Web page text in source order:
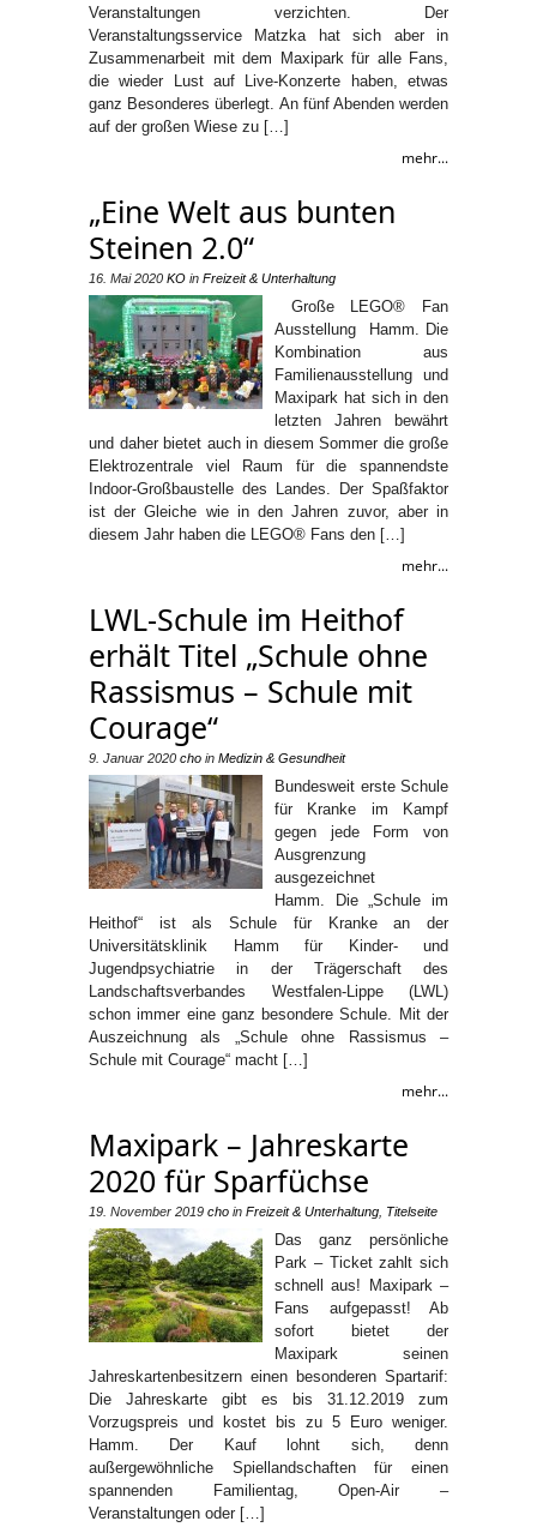
Veranstaltungen verzichten. Der
Veranstaltungsservice Matzka hat sich aber in
Zusammenarbeit mit dem Maxipark für alle Fans,
die wieder Lust auf Live-Konzerte haben, etwas
ganz Besonderes überlegt. An fünf Abenden werden
auf der großen Wiese zu […]
mehr...
„Eine Welt aus bunten
Steinen 2.0“
16. Mai 2020 KO in Freizeit & Unterhaltung
Große LEGO® Fan
Ausstellung Hamm. Die
Kombination aus
Familienausstellung und
Maxipark hat sich in den
letzten Jahren bewährt
und daher bietet auch in diesem Sommer die große
Elektrozentrale viel Raum für die spannendste
Indoor-Großbaustelle des Landes. Der Spaßfaktor
ist der Gleiche wie in den Jahren zuvor, aber in
diesem Jahr haben die LEGO® Fans den […]
mehr...
LWL-Schule im Heithof
erhält Titel „Schule ohne
Rassismus – Schule mit
Courage“
9. Januar 2020 cho in Medizin & Gesundheit
Bundesweit erste Schule
für Kranke im Kampf
gegen jede Form von
Ausgrenzung
ausgezeichnet
Hamm. Die „Schule im
Heithof“ ist als Schule für Kranke an der
Universitätsklinik Hamm für Kinder- und
Jugendpsychiatrie in der Trägerschaft des
Landschaftsverbandes Westfalen-Lippe (LWL)
schon immer eine ganz besondere Schule. Mit der
Auszeichnung als „Schule ohne Rassismus –
Schule mit Courage“ macht […]
mehr...
Maxipark – Jahreskarte
2020 für Sparfüchse
19. November 2019 cho in Freizeit & Unterhaltung Titelseite
Das ganz persönliche
Park – Ticket zahlt sich
schnell aus! Maxipark –
Fans aufgepasst! Ab
sofort bietet der
Maxipark seinen
Jahreskartenbesitzern einen besonderen Spartarif:
Die Jahreskarte gibt es bis 31.12.2019 zum
Vorzugspreis und kostet bis zu 5 Euro weniger.
Hamm. Der Kauf lohnt sich, denn
außergewöhnliche Spiellandschaften für einen
spannenden Familientag, Open-Air –
Veranstaltungen oder […]